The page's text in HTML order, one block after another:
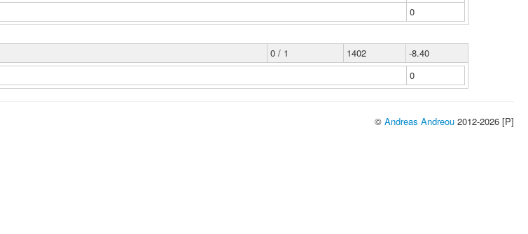
0
0 / 1 1402
-8.40
0
© Andreas Andreou 2012-2026 [P]